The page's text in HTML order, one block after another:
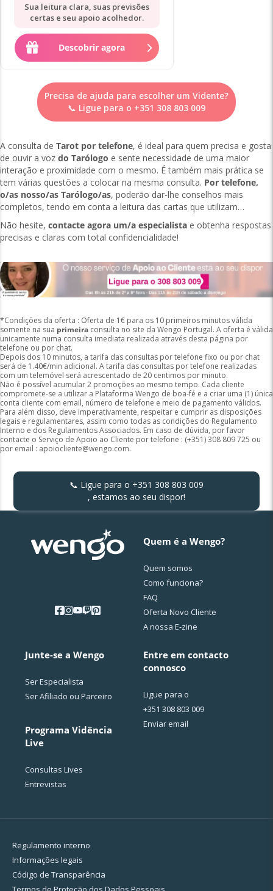
Sua leitura clara, suas previsões
certas e seu apoio acolhedor.
Descobrir agora
Precisa de ajuda para escolher um Vidente?
📞 Ligue para o +351 308 803 009
A consulta de Tarot por telefone, é ideal para quem precisa e gosta
de ouvir a voz do Tarólogo e sente necessidade de uma maior
interação e proximidade com o mesmo. É também mais prática se
tem várias questões a colocar na mesma consulta. Por telefone,
o/as nosso/as Tarólogo/as, poderão dar-lhe conselhos mais
completos, tendo em conta a leitura das cartas que utilizam…
Não hesite, contacte agora um/a especialista e obtenha respostas
precisas e claras com total confidencialidade!
*Condições da oferta : Oferta de 1€ para os 10 primeiros minutos válida
somente na sua primeira consulta no site da Wengo Portugal. A oferta é válida
unicamente numa consulta imediata realizada através desta página por
telefone ou por chat.
Depois dos 10 minutos, a tarifa das consultas por telefone fixo ou por chat
será de 1.40€/min adicional. A tarifa das consultas por telefone realizadas
com um telemóvel será acrescentado de 20 centimos por minuto.
Não é possível acumular 2 promoções ao mesmo tempo. Cada cliente
compromete-se a utilizar a Plataforma Wengo de boa-fé e a criar uma (1) única
conta cliente com email, número de telefone e meio de pagamento válidos.
Para além disso, deve imperativamente, respeitar e cumprir as disposições
legais e regulamentares, assim como todas as condições do Regulamento
Interno e dos Regulamentos Associados. Em caso de dúvida, por favor
contacte o Serviço de Apoio ao Cliente por telefone : (+351) 308 809 725 ou
por email : apoiocliente@wengo.com.
📞 Ligue para o +351 308 803 009
, estamos ao seu dispor!
Quem é a Wengo?
Quem somos
Como funciona?
FAQ
Oferta Novo Cliente
A nossa E-zine
Junte-se a Wengo
Ser Especialista
Ser Afiliado ou Parceiro
Programa Vidência
Live
Consultas Lives
Entrevistas
Entre em contacto
connosco
Ligue para o
+351 308 803 009
Enviar email
Regulamento interno
Informações legais
Código de Transparência